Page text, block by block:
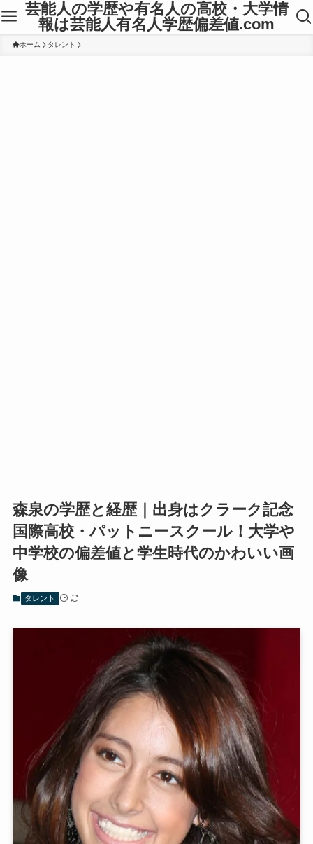
芸能人の学歴や有名人の高校・大学情
報は芸能人有名人学歴偏差値.com
ホーム タレント
森泉の学歴と経歴｜出身はクラーク記念
国際高校・パットニースクール！大学や
中学校の偏差値と学生時代のかわいい画
像
タレント